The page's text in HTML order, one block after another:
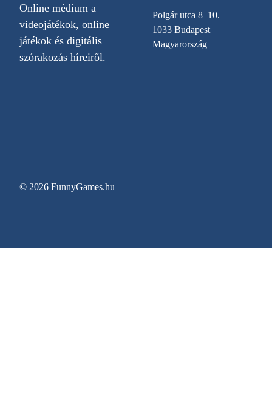
Online médium a
videojátékok, online
játékok és digitális
szórakozás híreiről.
Polgár utca 8–10.
1033 Budapest
Magyarország
© 2026 FunnyGames.hu
Adatvédelem